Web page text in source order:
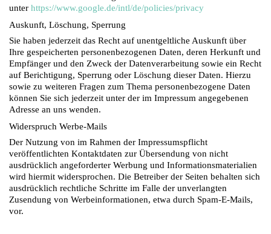
unter https://www.google.de/intl/de/policies/privacy
Auskunft, Löschung, Sperrung
Sie haben jederzeit das Recht auf unentgeltliche Auskunft über
Ihre gespeicherten personenbezogenen Daten, deren Herkunft und
Empfänger und den Zweck der Datenverarbeitung sowie ein Recht
auf Berichtigung, Sperrung oder Löschung dieser Daten. Hierzu
sowie zu weiteren Fragen zum Thema personenbezogene Daten
können Sie sich jederzeit unter der im Impressum angegebenen
Adresse an uns wenden.
Widerspruch Werbe-Mails
Der Nutzung von im Rahmen der Impressumspflicht
veröffentlichten Kontaktdaten zur Übersendung von nicht
ausdrücklich angeforderter Werbung und Informationsmaterialien
wird hiermit widersprochen. Die Betreiber der Seiten behalten sich
ausdrücklich rechtliche Schritte im Falle der unverlangten
Zusendung von Werbeinformationen, etwa durch Spam-E-Mails,
vor.